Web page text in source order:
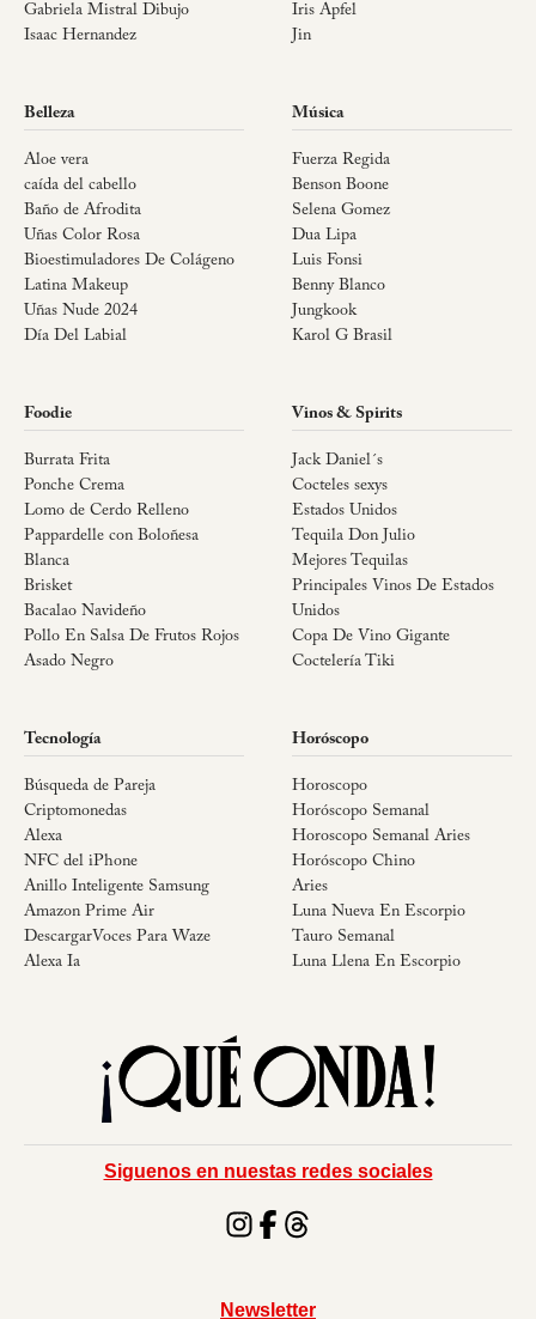
Gabriela Mistral Dibujo
Isaac Hernandez
Iris Apfel
Jin
Belleza
Aloe vera
caída del cabello
Baño de Afrodita
Uñas Color Rosa
Bioestimuladores De Colágeno
Latina Makeup
Uñas Nude 2024
Día Del Labial
Música
Fuerza Regida
Benson Boone
Selena Gomez
Dua Lipa
Luis Fonsi
Benny Blanco
Jungkook
Karol G Brasil
Foodie
Burrata Frita
Ponche Crema
Lomo de Cerdo Relleno
Pappardelle con Boloñesa
Blanca
Brisket
Bacalao Navideño
Pollo En Salsa De Frutos Rojos
Asado Negro
Vinos & Spirits
Jack Daniel´s
Cocteles sexys
Estados Unidos
Tequila Don Julio
Mejores Tequilas
Principales Vinos De Estados
Unidos
Copa De Vino Gigante
Coctelería Tiki
Tecnología
Búsqueda de Pareja
Criptomonedas
Alexa
NFC del iPhone
Anillo Inteligente Samsung
Amazon Prime Air
DescargarVoces Para Waze
Alexa Ia
Horóscopo
Horoscopo
Horóscopo Semanal
Horoscopo Semanal Aries
Horóscopo Chino
Aries
Luna Nueva En Escorpio
Tauro Semanal
Luna Llena En Escorpio
Siguenos en nuestas redes sociales
Newsletter